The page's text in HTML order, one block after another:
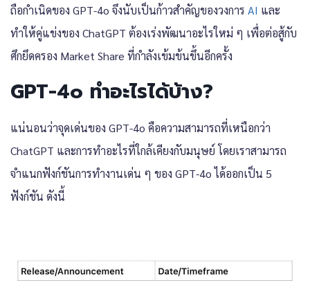
ถือกำเนิดของ GPT-4o จึงนับเป็นก้าวสำคัญของวงการ AI และ
ทำให้คู่แข่งของ ChatGPT ต้องเร่งพัฒนาอะไรใหม่ ๆ เพื่อต่อสู้กับ
ศึกยึดครอง Market Share ที่กำลังเข้มข้นขึ้นอีกครั้ง
GPT-4o ทำอะไรได้บ้าง?
แน่นอนว่าจุดเด่นของ GPT-4o คือความสามารถที่เหนือกว่า
ChatGPT และการทำอะไรที่ใกล้เคียงกับมนุษย์ โดยเราสามารถ
จำแนกฟังก์ชันการทำงานเด่น ๆ ของ GPT-4o ได้ออกเป็น 5
ฟังก์ชัน ดังนี้